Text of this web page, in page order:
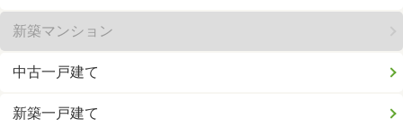
新築マンション
中古一戸建て
新築一戸建て